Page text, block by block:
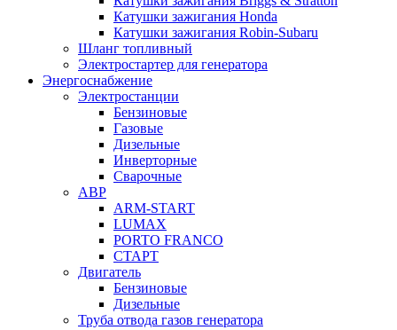
Катушки зажигания Honda
Катушки зажигания Robin-Subaru
Шланг топливный
Электростартер для генератора
Энергоснабжение
Электростанции
Бензиновые
Газовые
Дизельные
Инверторные
Сварочные
АВР
ARM-START
LUMAX
PORTO FRANCO
СТАРТ
Двигатель
Бензиновые
Дизельные
Труба отвода газов генератора